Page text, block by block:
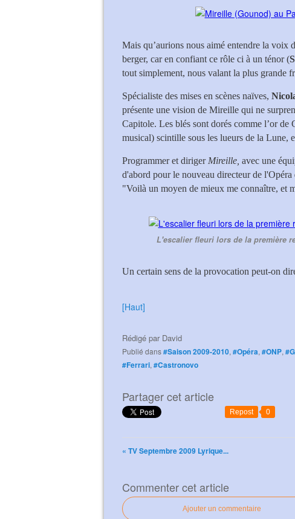
Mais qu’aurions nous aimé entendre la voix
berger, car en confiant ce rôle ci à un ténor (
tout simplement, nous valant la plus grande
Spécialiste des mises en scènes naïves,
présente une vision de Mireille qui ne
Capitole. Les blés sont dorés comme l’or
musical) scintille sous les lueurs de la Lune,
Programmer et diriger Mireille, avec une
d'abord pour le nouveau directeur de l'Opéra
"Voilà un moyen de mieux me connaître, et
L'escalier fleuri lors de la première
Un certain sens de la provocation peut-on
[Haut]
Rédigé par David
Publié dans#Saison 2009-2010, #Opéra, #ONP,
#Ferrari, #Castronovo
Partager cet article
Repost 0
« TV Septembre 2009 Lyrique...
Commenter cet article
Ajouter un commentaire